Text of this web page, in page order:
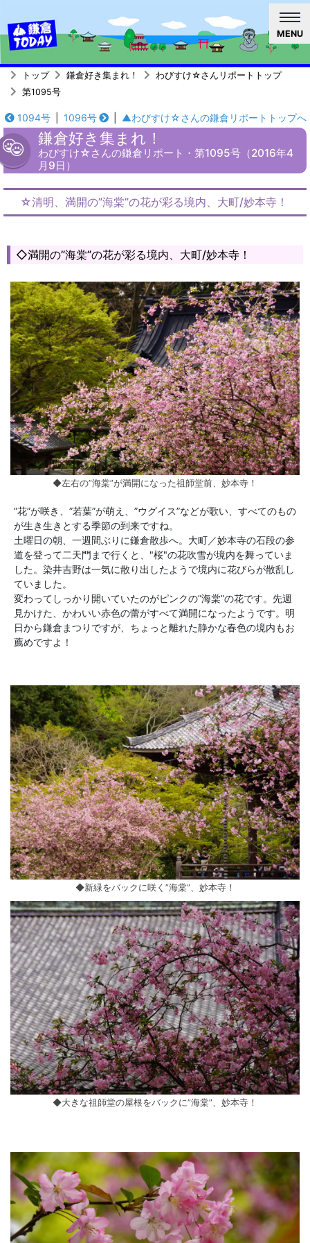
MENU
トップ 鎌倉好き集まれ！
わびすけ☆さんリポートトップ
第1095号
1094号 1096号 ▲わびすけ☆さんの鎌倉リポートトップへ
鎌倉好き集まれ！
わびすけ☆さんの鎌倉リポート・第1095号（2016年4
月9日）
☆清明、満開の”海棠”の花が彩る境内、大町/妙本寺！
◇満開の”海棠”の花が彩る境内、大町/妙本寺！
◆左右の”海棠”が満開になった祖師堂前、妙本寺！
”花”が咲き、”若葉”が萌え、”ウグイス”などが歌い、すべてのもの
が生き生きとする季節の到来ですね。
土曜日の朝、一週間ぶりに鎌倉散歩へ。大町／妙本寺の石段の参
道を登って二天門まで行くと、"桜"の花吹雪が境内を舞っていま
した。染井吉野は一気に散り出したようで境内に花びらが散乱し
ていました。
変わってしっかり開いていたのがピンクの”海棠”の花です。先週
見かけた、かわいい赤色の蕾がすべて満開になったようです。明
日から鎌倉まつりですが、ちょっと離れた静かな春色の境内もお
薦めですよ！
◆新緑をバックに咲く”海棠”、妙本寺！
◆大きな祖師堂の屋根をバックに”海棠”、妙本寺！